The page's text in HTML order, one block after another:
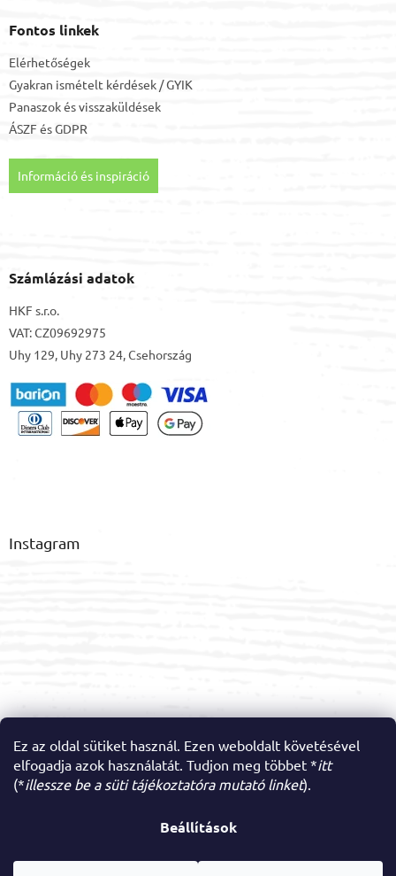
Ez az oldal sütiket használ. Ezen weboldalt követésével
elfogadja azok használatát. Tudjon meg többet *itt
(*illessze be a süti tájékoztatóra mutató linket).
Beállítások
Fontos linkek
Elérhetőségek
Gyakran ismételt kérdések / GYIK
Panaszok és visszaküldések
ÁSZF ésGDPR
Információ és inspiráció
Számlázási adatok
HKF s.r.o.
VAT: CZ09692975
Uhy 129, Uhy 273 24, Csehország
Instagram
Kövessen minket az Instagramon
Shoptet készítette